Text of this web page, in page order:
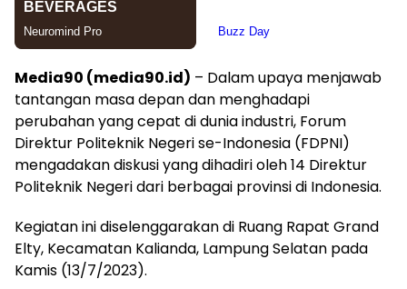
Media90 (media90.id) – Dalam upaya menjawab
tantangan masa depan dan menghadapi
perubahan yang cepat di dunia industri, Forum
Direktur Politeknik Negeri se-Indonesia (FDPNI)
mengadakan diskusi yang dihadiri oleh 14 Direktur
Politeknik Negeri dari berbagai provinsi di Indonesia.
Kegiatan ini diselenggarakan di Ruang Rapat Grand
Elty, Kecamatan Kalianda, Lampung Selatan pada
Kamis (13/7/2023).